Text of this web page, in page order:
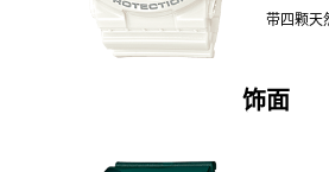
带四颗天
饰面